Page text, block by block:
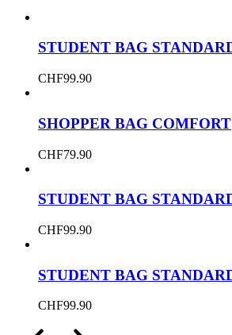
STUDENT BAG
CHF99.90
SHOPPER BAG COMFORT
CHF79.90
STUDENT BAG
CHF99.90
STUDENT BAG
CHF99.90